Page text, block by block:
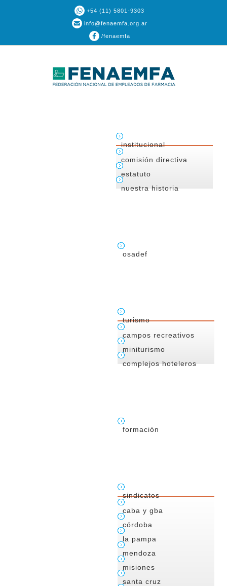
+54 (11) 5801-9303
info@fenaemfa.org.ar
/fenaemfa
institucional
comisión directiva
estatuto
nuestra historia
osadef
turismo
campos recreativos
miniturismo
complejos hoteleros
formación
sindicatos
caba y gba
córdoba
la pampa
mendoza
misiones
santa cruz